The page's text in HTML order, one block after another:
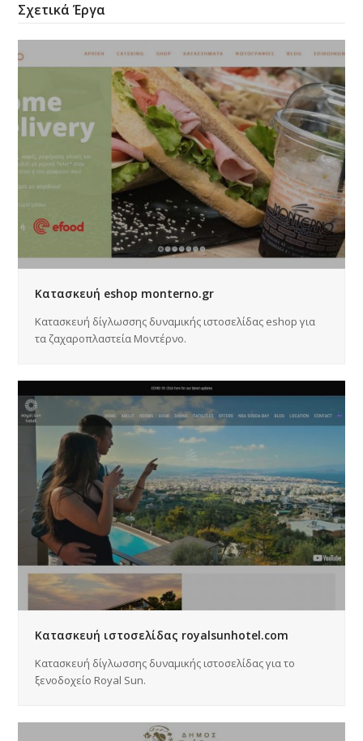
Σχετικά Έργα
Κατασκευή eshop monterno.gr
Κατασκευή δίγλωσσης δυναμικής ιστοσελίδας eshop για
τα ζαχαροπλαστεία Μοντέρνο.
Κατασκευή ιστοσελίδας royalsunhotel.com
Κατασκευή δίγλωσσης δυναμικής ιστοσελίδας για το
ξενοδοχείο Royal Sun.